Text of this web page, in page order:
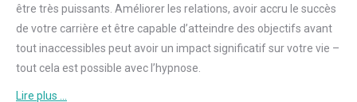
être très puissants. Améliorer les relations, avoir accru le succès
de votre carrière et être capable d’atteindre des objectifs avant
tout inaccessibles peut avoir un impact significatif sur votre vie –
tout cela est possible avec l’hypnose.
Lire plus …